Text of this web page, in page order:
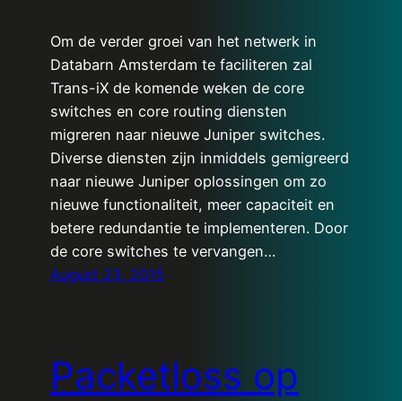
Om de verder groei van het netwerk in
Databarn Amsterdam te faciliteren zal
Trans-iX de komende weken de core
switches en core routing diensten
migreren naar nieuwe Juniper switches.
Diverse diensten zijn inmiddels gemigreerd
naar nieuwe Juniper oplossingen om zo
nieuwe functionaliteit, meer capaciteit en
betere redundantie te implementeren. Door
de core switches te vervangen…
August 23, 2015
Packetloss op